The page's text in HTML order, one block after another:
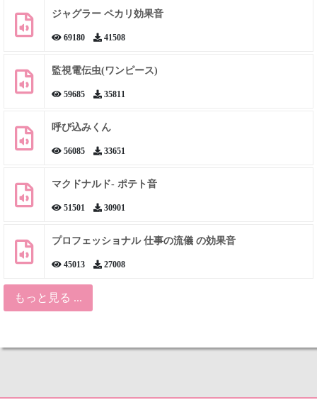
ジャグラー ペカリ効果音
69180 41508
監視電伝虫(ワンピース)
59685 35811
呼び込みくん
56085 33651
マクドナルド- ポテト音
51501 30901
プロフェッショナル 仕事の流儀 の効果音
45013 27008
もっと見る ...